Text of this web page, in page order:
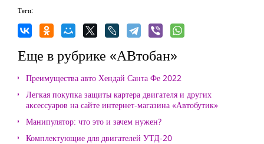
Теги:
Еще в рубрике «АВтобан»
Преимущества авто Хендай Санта Фе 2022
Легкая покупка защиты картера двигателя и других
аксессуаров на сайте интернет-магазина «Автобутик»
Манипулятор: что это и зачем нужен?
Комплектующие для двигателей УТД-20